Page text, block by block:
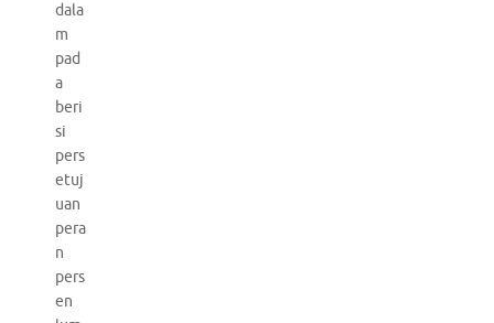
dala
m
pad
a
beri
si
pers
etuj
uan
pera
n
pers
en